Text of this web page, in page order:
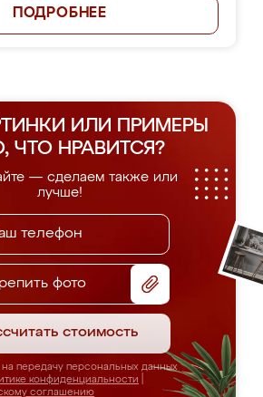
ПОДРОБНЕЕ
ИЛИ ПРИМЕРЫ
ЧТО НРАВИТСЯ?
— сделаем также или
лучше!
фото
стоимость
передачу персональных данных
конфиденциальности
соглашению